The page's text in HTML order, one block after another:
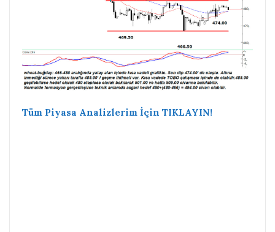
Tüm Piyasa Analizlerim İçin TIKLAYIN!